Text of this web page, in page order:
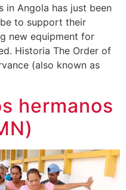
in Angola has just been
to support their
new equipment for
Historia The Order of
(also known as
hermanos